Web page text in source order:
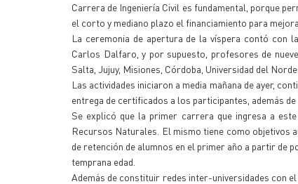
Carrera de Ingeniería Civil es fundamental, porque
el corto y mediano plazo el financiamiento para
La ceremonia de apertura de la víspera contó con
Carlos Dalfaro, y por supuesto, profesores de
Salta, Jujuy, Misiones, Córdoba, Universidad del
Las actividades iniciaron a media mañana de ayer,
entrega de certificados a los participantes, además
Se explicó que la primer carrera que ingresa a
Recursos Naturales. El mismo tiene como objetivos
de retención de alumnos en el primer año a partir de
temprana edad.
Además de constituir redes inter-universidades con